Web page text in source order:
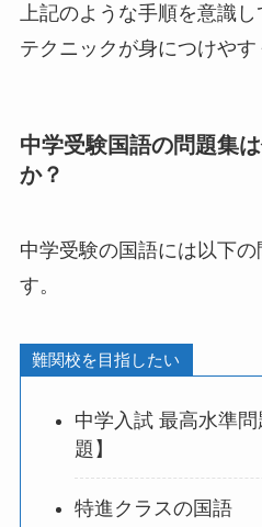
上記のような手順を意識
テクニックが身につけやす
中学受験国語の問題集
か？
中学受験の国語には以下
す。
難関校を目指したい
中学入試 最高水準
題】
特進クラスの国語